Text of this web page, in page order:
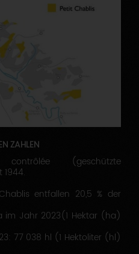
ZAHLEN
contrôlée (geschützte
1944.
entfallen 20,5 % der
im Jahr 2023(1 Hektar (ha)
77 038 hl (1 Hektoliter (hl)